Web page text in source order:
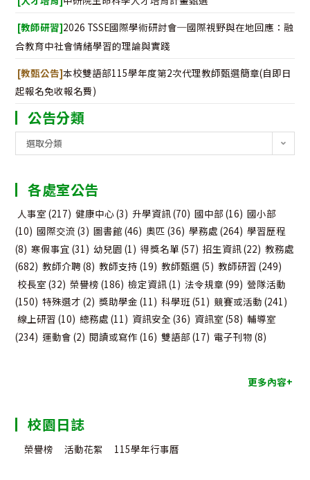
[教師研習]2026 TSSE國際學術研討會─國際視野與在地回應：融
合教育中社會情緒學習的理論與實踐
[教甄公告]本校雙語部115學年度第2次代理教師甄選簡章(自即日
起報名免收報名費)
公告分類
告
類
選取分類
各處室公告
人事室 (217) 健康中心(3) 升學資訊(70) 國中部 (16) 國小部
(10) 國際交流 (3) 圖書館 (46) 奧匹 (36) 學務處 (264) 學習歷程
(8) 寒假事宜 (31) 幼兒園 (1) 得獎名單 (57) 招生資訊(22) 教務處
(682) 教師介聘(8) 教師支持 (19) 教師甄選 (5) 教師研習 (249)
校長室 (32) 榮譽榜 (186) 檢定資訊(1) 法令規章 (99) 營隊活動
(150) 特殊選才 (2) 獎助學金 (11) 科學班(51) 競賽或活動 (241)
線上研習 (10) 總務處 (11) 資訊安全 (36) 資訊室 (58) 輔導室
(234) 運動會 (2) 閱讀或寫作 (16) 雙語部 (17) 電子刊物 (8)
更多內容+
校園日誌
榮譽榜 活動花絮 115學年行事曆